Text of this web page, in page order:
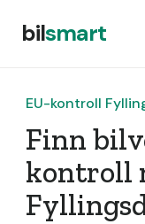
bilsmart
EU-kontroll
Finn
kontroll